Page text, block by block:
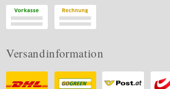
Versandinformation